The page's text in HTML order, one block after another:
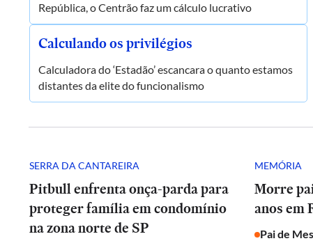
República, o Centrão faz um cálculo lucrativo
Calculando os privilégios
Calculadora do ‘Estadão’ escancara o quanto estamos
distantes da elite do funcionalismo
SERRA DA CANTAREIRA
Pitbull enfrenta onça-parda para
proteger família em condomínio
na zona norte de SP
MEMÓRIA
Morre
anos em
Pai de